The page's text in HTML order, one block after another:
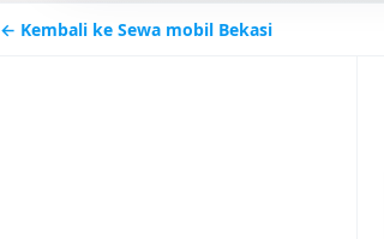
← Kembali ke Sewa mobil Bekasi